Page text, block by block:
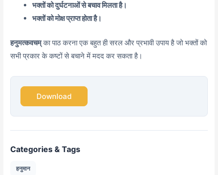
भक्तों को दुर्घटनाओं से बचाव मिलता है।
भक्तों को मोक्ष प्राप्त होता है।
हनुमत्कवचम्का पाठ करना एक बहुत ही सरल और प्रभावी उपाय है जो भक्तों को
सभी प्रकार के कष्टों से बचाने में मदद कर सकता है।
Download
Categories & Tags
हनुमान